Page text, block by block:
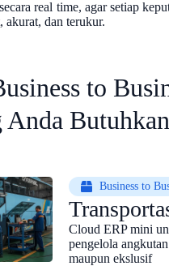
real time, agar setiap
akurat, dan terukur.
to
Anda Butuhkan
Business to
Cloud ERP mini
pengelola
maupun ekslusif